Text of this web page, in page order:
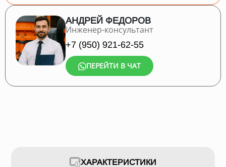
АНДРЕЙ ФЕДОРОВ
Инженер-консультант
+7 (950) 921-62-55
ПЕРЕЙТИ В ЧАТ
ХАРАКТЕРИСТИКИ